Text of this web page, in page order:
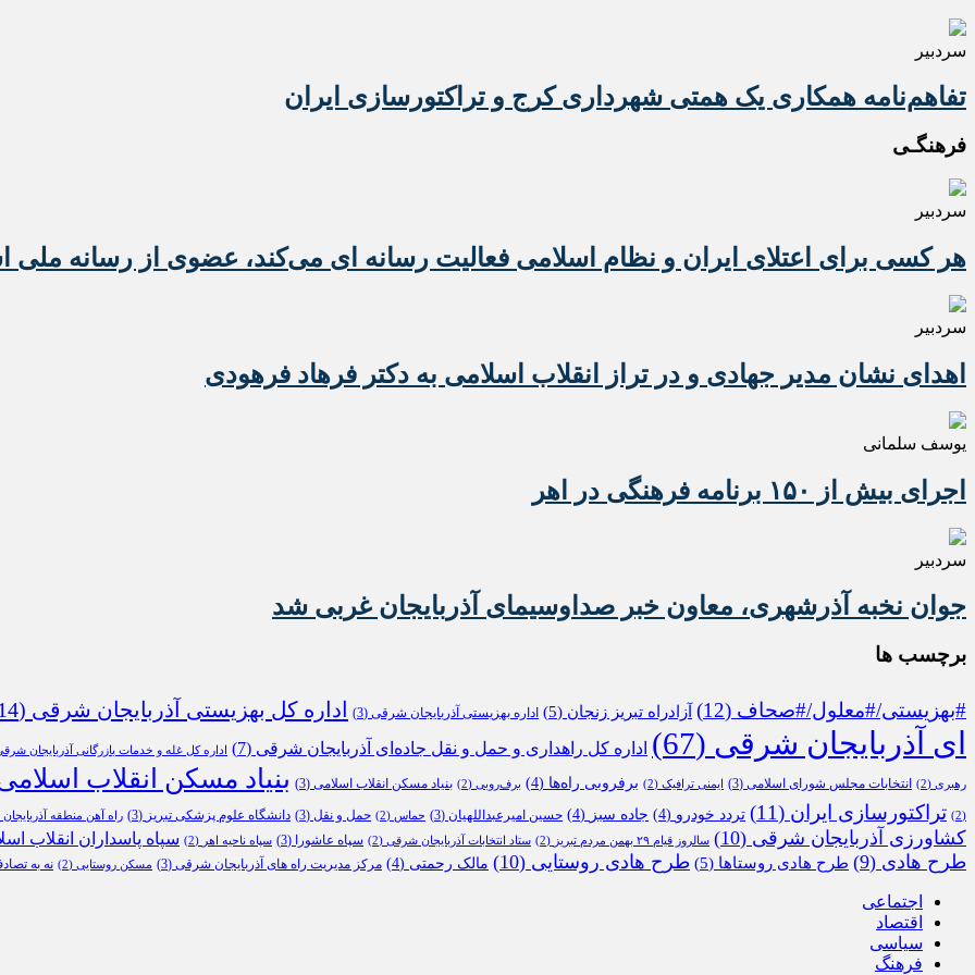
سردبیر
تفاهم‌نامه همکاری یک همتی شهرداری کرج و تراکتورسازی ایران
فرهنگـی
سردبیر
هر کسی برای اعتلای ایران و نظام اسلامی فعالیت رسانه ای می‌کند، عضوی از رسانه
سردبیر
اهدای نشان مدیر جهادی و در تراز انقلاب اسلامی به دکتر فرهاد فرهودی
یوسف سلمانی
اجرای بیش از ۱۵۰ برنامه فرهنگی در اهر
سردبیر
جوان نخبه آذرشهری، معاون خبر صداوسیمای آذربایجان غربی شد
برچسب ها
#بهزیستی/#معلول/#صحاف (12) آزادراه تبریز زنجان (5) اداره بهزیستی آذربایجان شرقی (3) اداره کل بهزیستی آذربایجان شرقی (14)
ای آذربایجان شرقی (67) اداره کل راهداری و حمل و نقل جاده‌ای آذربایجان شرقی (7) اداره کل غله و خدمات بازرگانی آذربایجان
رهبری (2) انتخابات مجلس شورای اسلامی (3) ایمنی ترافیک (2) برفروبی راه‌ها (4) برف‌روبی (2) بنیاد مسکن انقلاب اسلامی (3) بنیاد مسکن انقلاب
(2) تراکتورسازی ایران (11) تردد خودرو (4) جاده سبز (4) حسین امیرعبداللهیان (3) حماس (2) حمل و نقل (3) دانشگاه علوم پزشکی تبریز (3) راه آهن منطقه آذربایجان
کشاورزی آذربایجان شرقی (10) سالروز قیام ۲۹ بهمن مردم تبریز (2) ستاد انتخابات آذربایجان شرقی (2) سپاه عاشورا (3) سپاه ناحیه اهر (2) سپاه پاسداران انقلاب
طرح هادی (9) طرح هادی روستاها (5) طرح هادی روستایی (10) مالک رحمتی (4) مرکز مدیریت راه های آذربایجان شرقی (3) مسکن روستایی (2) نه به
اجتماعی
اقتصاد
سیاسی
فرهنگ